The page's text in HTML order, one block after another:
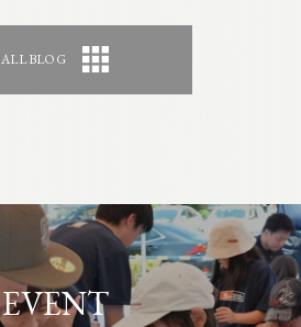
ALL BLOG
EVENT